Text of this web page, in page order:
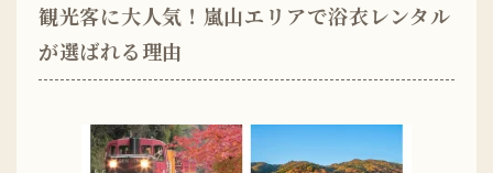
観光客に大人気！嵐山エリアで浴衣レンタル
が選ばれる理由